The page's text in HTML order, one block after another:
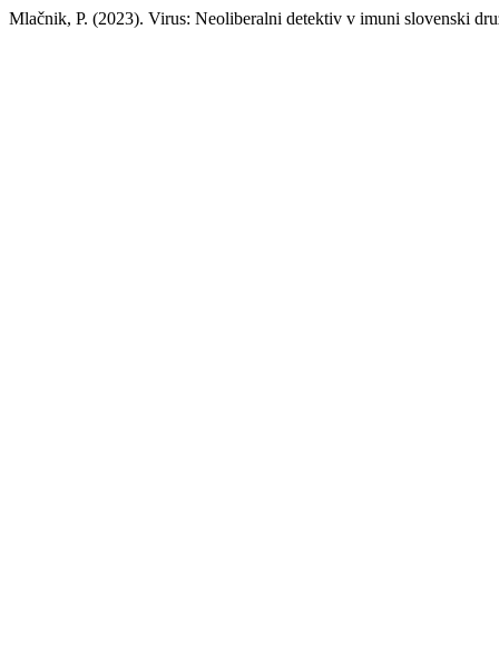
Mlačnik, P. (2023). Virus: Neoliberalni detektiv v imuni slovenski